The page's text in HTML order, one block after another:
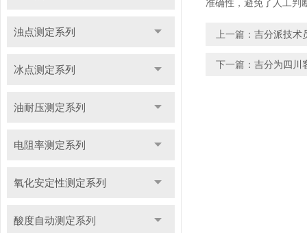
浊点测定系列
冰点测定系列
油耐压测定系列
电阻率测定系列
氧化安定性测定系列
酸度自动测定系列
准确性，避免了人工判
上一篇： 吉分派技术
下一篇： 吉分为四川